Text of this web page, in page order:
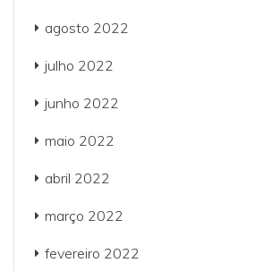
agosto 2022
julho 2022
junho 2022
maio 2022
abril 2022
março 2022
fevereiro 2022